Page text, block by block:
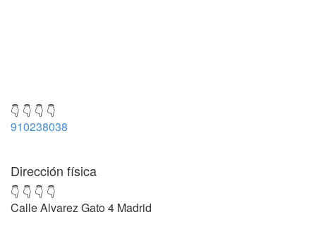
👇 👇 👇 👇
910238038
Dirección física
👇 👇 👇 👇
Calle Alvarez Gato 4 Madrid